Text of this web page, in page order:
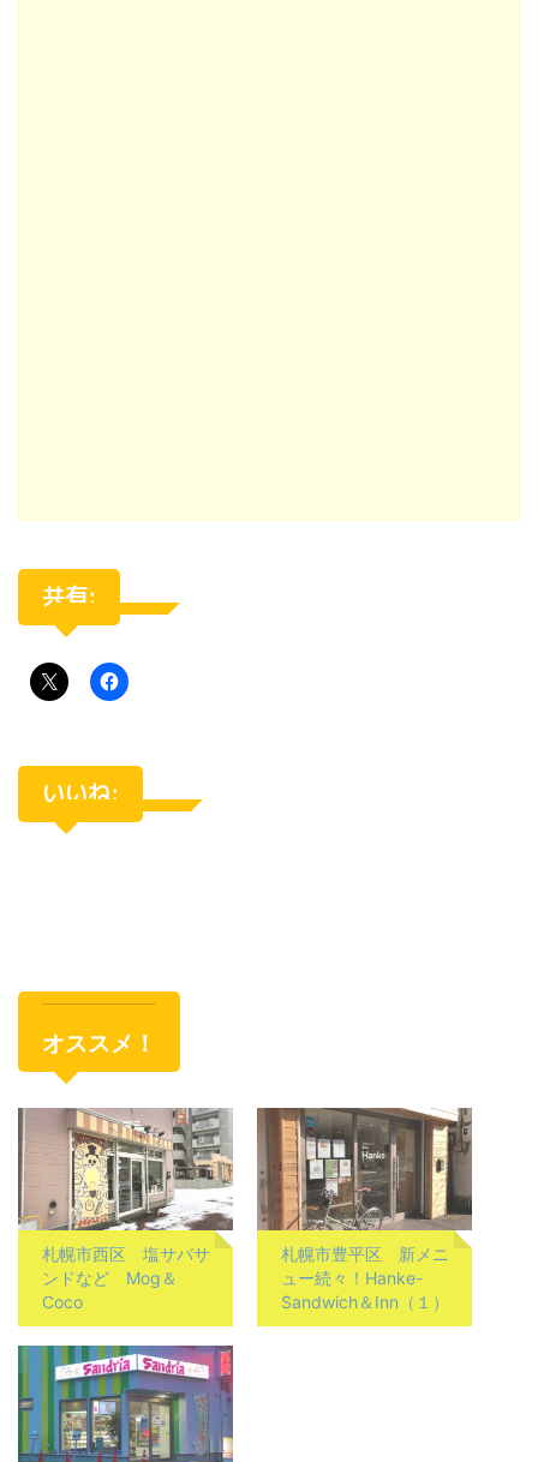
共有:
いいね:
オススメ！
札幌市西区 塩サバサ
ンドなど Mog＆
Coco
札幌市豊平区 新メニ
ュー続々！Hanke-
Sandwich＆Inn（１）